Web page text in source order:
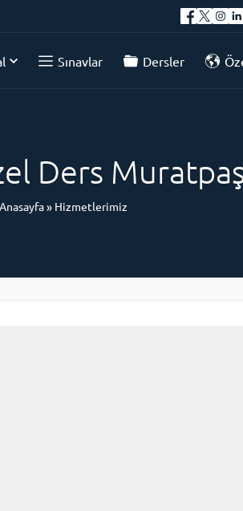
Sınavlar Dersler
Ders
Anasayfa» Hizmetlerimiz